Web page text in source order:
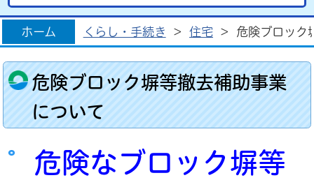
ホーム くらし・手続き > 住宅 > 危険ブロック
危険ブロック塀等撤去補助事業
について
危険なブロック塀等